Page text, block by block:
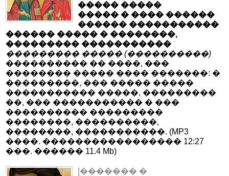
����� �����
����� � ���� ������
������ �����������
������ ����� � ��������,
��������� �����������
��������� ����� (����������)
���������� �� ����, ���
�������� ����� ���� �������: �
���������, ��� ����� �����
����������� �����, ���������
��, ��� ����������� � ���
���������� ���������
��������, ����������,
��������, �����������. (MP3
����. ����������������� 12:27
���. ������ 11.4 Mb)
[������� �